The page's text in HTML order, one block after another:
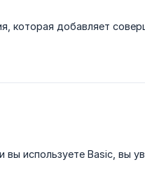
которая добавляет
вы используете Basic, вы